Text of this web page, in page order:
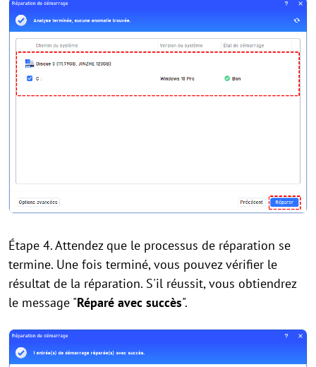
Étape 4. Attendez que le processus de réparation se
termine. Une fois terminé, vous pouvez vérifier le
résultat de la réparation. S'il réussit, vous obtiendrez
le message "Réparé avec succès".